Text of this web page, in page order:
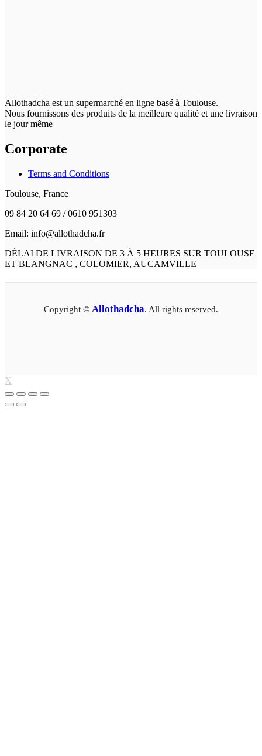
Allothadcha est un supermarché en ligne basé à Toulouse.
Nous fournissons des produits de la meilleure qualité et une livraison
le jour même
Corporate
Terms and Conditions
Toulouse, France
09 84 20 64 69 / 0610 951303
Email: info@allothadcha.fr
DÉLAI DE LIVRAISON DE 3 À 5 HEURES SUR TOULOUSE
ET BLANGNAC , COLOMIER, AUCAMVILLE
Copyright © Allothadcha. All rights reserved.
X